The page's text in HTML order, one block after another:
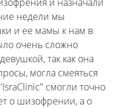
недели мы
и ее мамы к нам в
очень сложно
так как она
могла смеяться
смогли точно
о шизофрении, а о